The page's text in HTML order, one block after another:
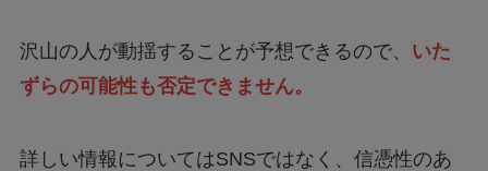
沢山の人が動揺することが予想できるので、 いた
ずらの可能性も否定できません。
詳しい情報についてはSNSではなく、信憑性のあ